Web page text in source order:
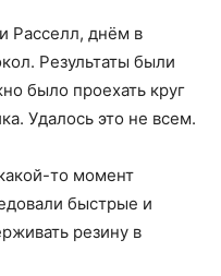
Расселл, днём в
Результаты были
было проехать круг
Удалось это не всем.
то момент
быстрые и
резину в